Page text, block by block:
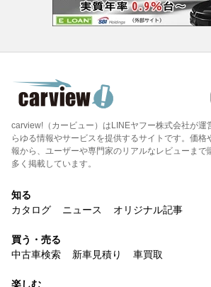
carview!（カービュー）はLINEヤフー株式会社が運
らゆる情報やサービスを提供するサイトです。価格
報から、ユーザーや専門家のリアルなレビューまで
多く掲載しています。
知る
カタログ
ニュース オリジナル記事
買う・売る
中古車検索
新車見積り 車買取
楽しむ